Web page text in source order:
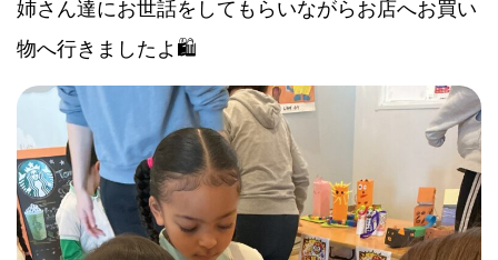
姉さん達にお世話をしてもらいながらお店へお買い
物へ行きましたよ🛍️